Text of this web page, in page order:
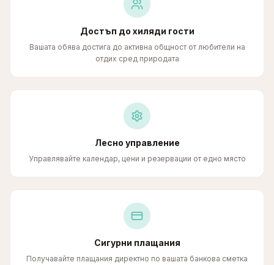
Достъп до хиляди гости
Вашата обява достига до активна общност от любители на
отдих сред природата
Лесно управление
Управлявайте календар, цени и резервации от едно място
Сигурни плащания
Получавайте плащания директно по вашата банкова сметка